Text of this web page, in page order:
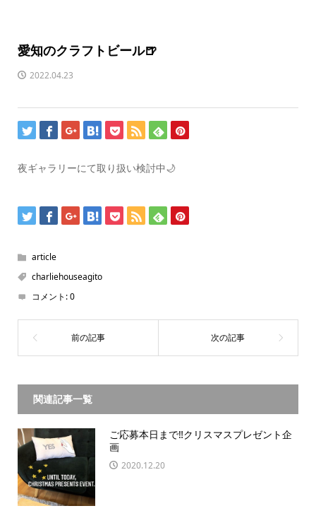
愛知のクラフトビール🍺
2022.04.23
夜ギャラリーにて取り扱い検討中🌙
article
charliehouseagito
コメント:0
関連記事一覧
ご応募本日まで‼️クリスマスプレゼント企
画
2020.12.20